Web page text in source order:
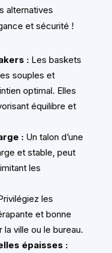
alternatives
et sécurité !
:Les baskets
souples et
optimal. Elles
équilibre et
:Un talon d’une
et stable, peut
les
les
et bonne
la ville ou le bureau.
épaisses :